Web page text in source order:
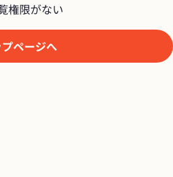
権限がない
プページへ